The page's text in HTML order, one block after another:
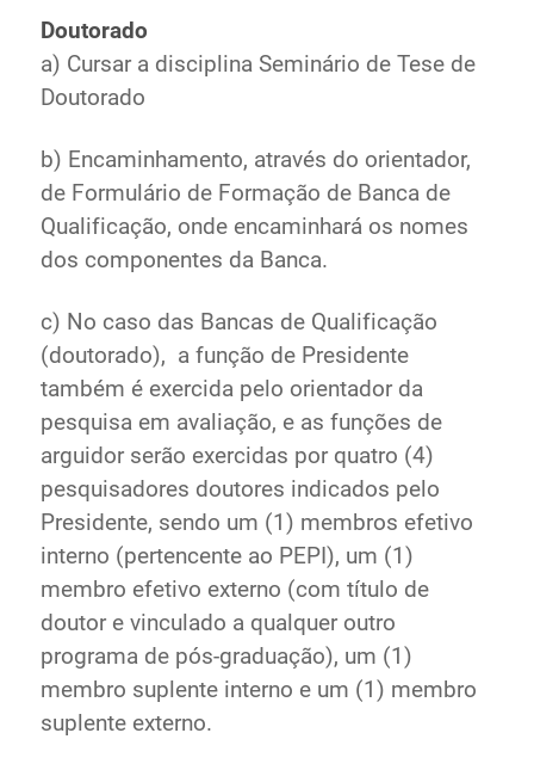
Doutorado
a) Cursar a disciplina Seminário de Tese de
Doutorado
b) Encaminhamento, através do orientador,
de Formulário de Formação de Banca de
Qualificação, onde encaminhará os nomes
dos componentes da Banca.
c) No caso das Bancas de Qualificação
(doutorado), a função de Presidente
também é exercida pelo orientador da
pesquisa em avaliação, e as funções de
arguidor serão exercidas por quatro (4)
pesquisadores doutores indicados pelo
Presidente, sendo um (1) membros efetivo
interno (pertencente ao PEPI), um (1)
membro efetivo externo (com título de
doutor e vinculado a qualquer outro
programa de pós-graduação), um (1)
membro suplente interno e um (1) membro
suplente externo.